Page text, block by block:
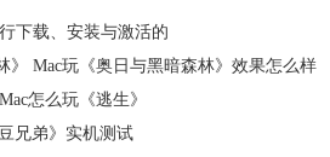
下载、安装与激活的
》 Mac玩《奥日与黑暗森林》效果怎么样
怎么玩《逃生》
兄弟》实机测试